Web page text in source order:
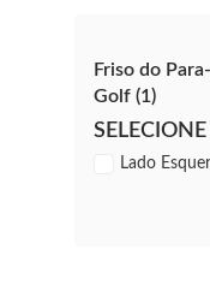
Friso do
Golf (1)
Lado